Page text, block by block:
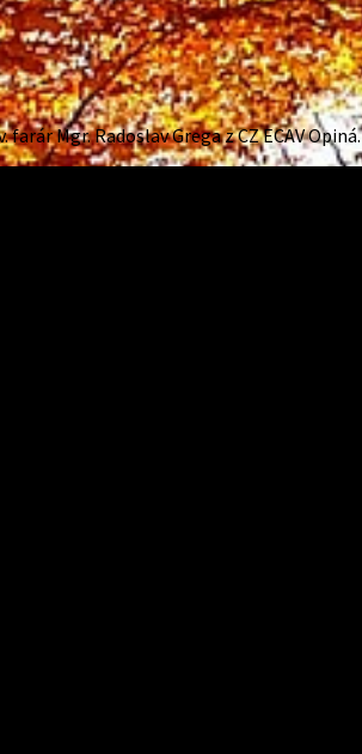
Mgr. Radoslav Grega z CZ ECAV Opiná.